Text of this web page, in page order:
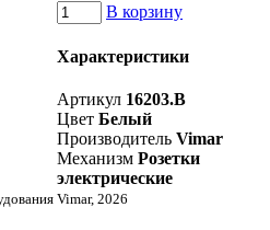
В корзину
Характеристики
Артикул 16203.B
Цвет Белый
Производитель Vimar
Механизм Розетки
электрические
Vimar, 2026